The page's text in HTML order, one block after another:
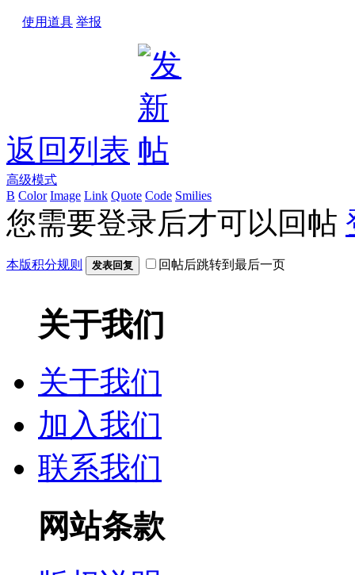
使用道具 举报
返回列表
高级模式
B Color Image Link Quote Code Smilies
您需要登录后才可以回帖
本版积分规则 发表回复 回帖后跳转到最后一页
关于我们
关于我们
加入我们
联系我们
网站条款